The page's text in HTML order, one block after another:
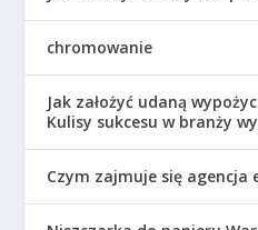
chromowanie
Jak założyć udaną
Kulisy sukcesu w branży
Czym zajmuje się agencja